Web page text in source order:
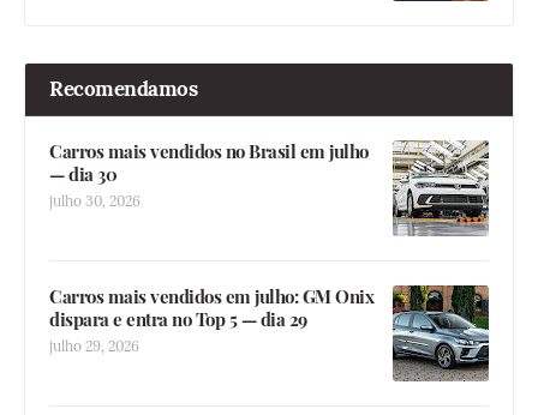
Recomendamos
Carros mais vendidos no Brasil em julho
— dia 30
julho 30, 2026
Carros mais vendidos em julho: GM Onix
dispara e entra no Top 5 — dia 29
julho 29, 2026